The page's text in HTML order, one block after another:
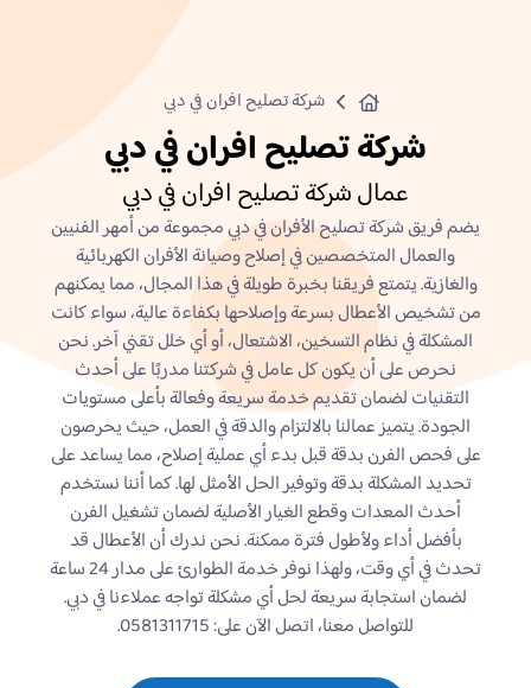
شركة تصليح افران في دبي
شركة تصليح افران في دبي
عمال شركة تصليح افران في دبي
يضم فريق شركة تصليح الأفران في دبي مجموعة من أمهر الفنيين
والعمال المتخصصين في إصلاح وصيانة الأفران الكهربائية
والغازية. يتمتع فريقنا بخبرة طويلة في هذا المجال، مما يمكنهم
من تشخيص الأعطال بسرعة وإصلاحها بكفاءة عالية، سواء كانت
المشكلة في نظام التسخين، الاشتعال، أو أي خلل تقني آخر. نحن
نحرص على أن يكون كل عامل في شركتنا مدربًا على أحدث
التقنيات لضمان تقديم خدمة سريعة وفعالة بأعلى مستويات
الجودة. يتميز عمالنا بالالتزام والدقة في العمل، حيث يحرصون
على فحص الفرن بدقة قبل بدء أي عملية إصلاح، مما يساعد على
تحديد المشكلة بدقة وتوفير الحل الأمثل لها. كما أننا نستخدم
أحدث المعدات وقطع الغيار الأصلية لضمان تشغيل الفرن
بأفضل أداء ولأطول فترة ممكنة. نحن ندرك أن الأعطال قد
تحدث في أي وقت، ولهذا نوفر خدمة الطوارئ على مدار 24 ساعة
لضمان استجابة سريعة لحل أي مشكلة تواجه عملاءنا في دبي.
للتواصل معنا، اتصل الآن على: 0581311715.